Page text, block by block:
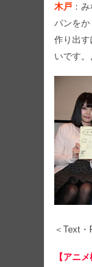
木戸 ：
パンを
作り出
いです。
＜Text
【アニメ